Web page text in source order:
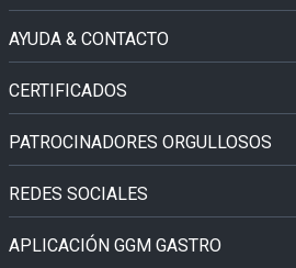
AYUDA & CONTACTO
CERTIFICADOS
PATROCINADORES ORGULLOSOS
REDES SOCIALES
APLICACIÓN GGM GASTRO